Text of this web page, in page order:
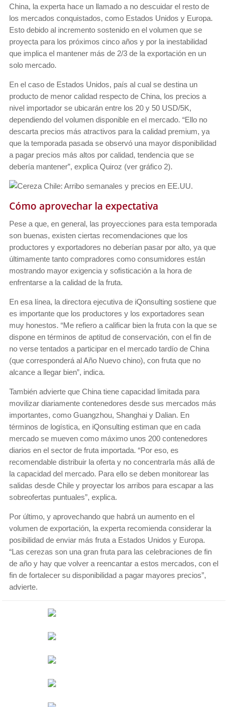
China, la experta hace un llamado a no descuidar el resto de
los mercados conquistados, como Estados Unidos y Europa.
Esto debido al incremento sostenido en el volumen que se
proyecta para los próximos cinco años y por la inestabilidad
que implica el mantener más de 2/3 de la exportación en un
solo mercado.
En el caso de Estados Unidos, país al cual se destina un
producto de menor calidad respecto de China, los precios a
nivel importador se ubicarán entre los 20 y 50 USD/5K,
dependiendo del volumen disponible en el mercado. “Ello no
descarta precios más atractivos para la calidad premium, ya
que la temporada pasada se observó una mayor disponibilidad
a pagar precios más altos por calidad, tendencia que se
debería mantener”, explica Quiroz (ver gráfico 2).
Cómo aprovechar la expectativa
Pese a que, en general, las proyecciones para esta temporada
son buenas, existen ciertas recomendaciones que los
productores y exportadores no deberían pasar por alto, ya que
últimamente tanto compradores como consumidores están
mostrando mayor exigencia y sofisticación a la hora de
enfrentarse a la calidad de la fruta.
En esa línea, la directora ejecutiva de iQonsulting sostiene que
es importante que los productores y los exportadores sean
muy honestos. “Me refiero a calificar bien la fruta con la que se
dispone en términos de aptitud de conservación, con el fin de
no verse tentados a participar en el mercado tardío de China
(que corresponderá al Año Nuevo chino), con fruta que no
alcance a llegar bien”, indica.
También advierte que China tiene capacidad limitada para
movilizar diariamente contenedores desde sus mercados más
importantes, como Guangzhou, Shanghai y Dalian. En
términos de logística, en iQonsulting estiman que en cada
mercado se mueven como máximo unos 200 contenedores
diarios en el sector de fruta importada. “Por eso, es
recomendable distribuir la oferta y no concentrarla más allá de
la capacidad del mercado. Para ello se deben monitorear las
salidas desde Chile y proyectar los arribos para escapar a las
sobreofertas puntuales”, explica.
Por último, y aprovechando que habrá un aumento en el
volumen de exportación, la experta recomienda considerar la
posibilidad de enviar más fruta a Estados Unidos y Europa.
“Las cerezas son una gran fruta para las celebraciones de fin
de año y hay que volver a reencantar a estos mercados, con el
fin de fortalecer su disponibilidad a pagar mayores precios”,
advierte.